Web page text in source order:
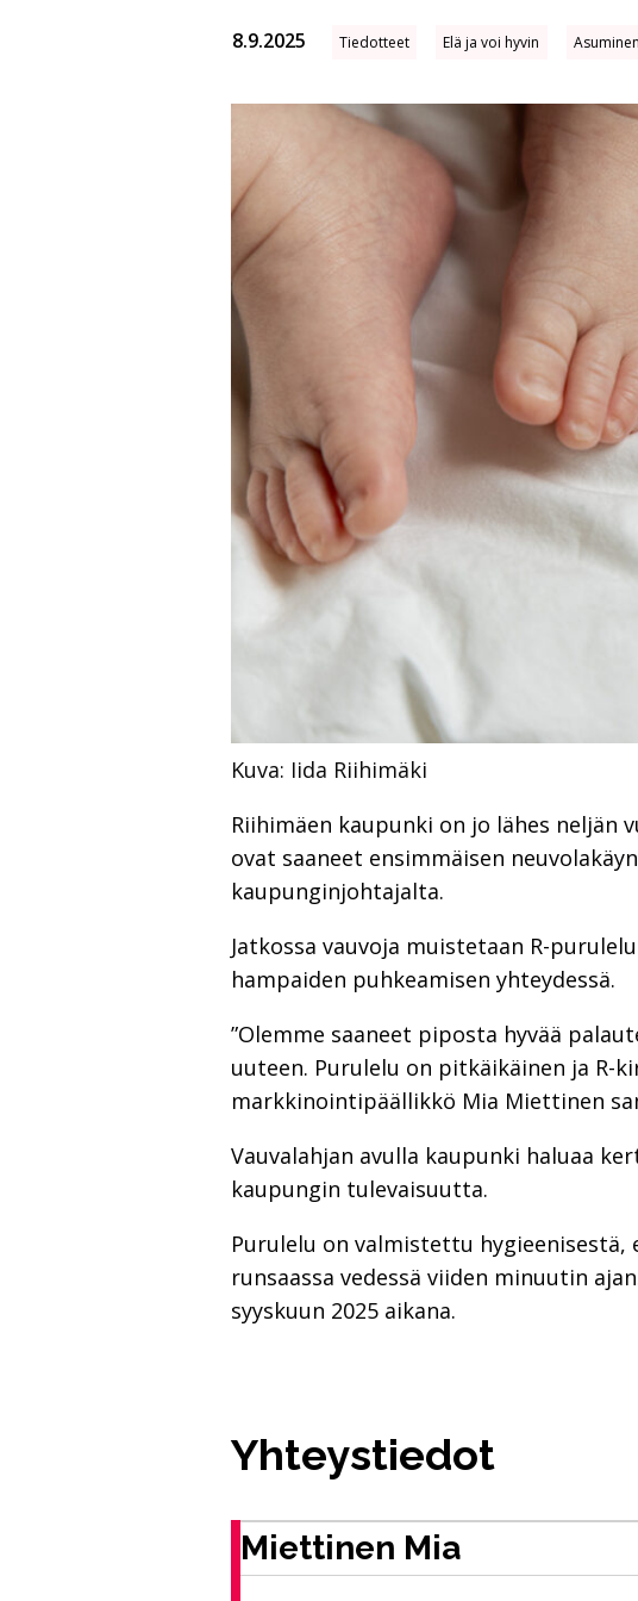
8.9.2025 Tiedotteet Elä ja voi hyvin Asuminen
Kuva: Iida Riihimäki
Riihimäen kaupunki on jo lähes neljän
ovat saaneet ensimmäisen
kaupunginjohtajalta.
Jatkossa vauvoja muistetaan R-
hampaiden puhkeamisen yhteydessä.
”Olemme saaneet piposta hyvää
uuteen. Purulelu on pitkäikäinen ja R-
markkinointipäällikkö Mia Miettinen
Vauvalahjan avulla kaupunki haluaa
kaupungin tulevaisuutta.
Purulelu on valmistettu
runsaassa vedessä viiden minuutin
syyskuun 2025 aikana.
Yhteystiedot
Miettinen Mia